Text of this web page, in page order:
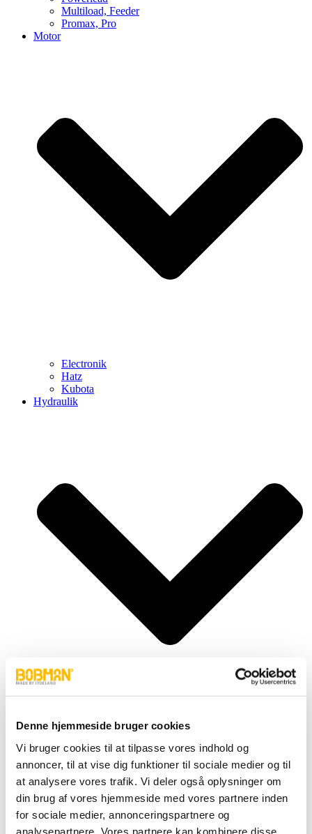
Denne hjemmeside bruger cookies
Vi bruger cookies til at tilpasse vores indhold og
annoncer, til at vise dig funktioner til sociale medier og til
at analysere vores trafik. Vi deler også oplysninger om
din brug af vores hjemmeside med vores partnere inden
for sociale medier, annonceringspartnere og
analysepartnere. Vores partnere kan kombinere disse
Multiload, Feeder
Promax, Pro
Motor
Electronik
Hatz
Kubota
Hydraulik
Cylindere
Fittings
Motor
Pumper
Slanger
Ventiler
Hjul & Dæk
Elektronik & Transmission
Karosseri & Beslag mm.